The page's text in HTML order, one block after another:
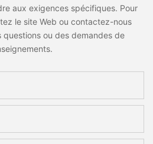
aux exigences spécifiques. Pour
le site Web ou contactez-nous
ou des demandes de